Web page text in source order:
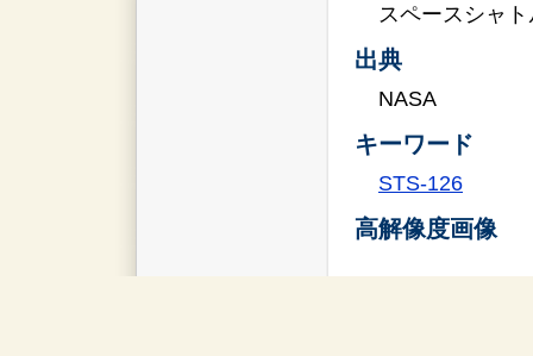
スペースシャ
出典
NASA
キーワード
STS-126
高解像度画像